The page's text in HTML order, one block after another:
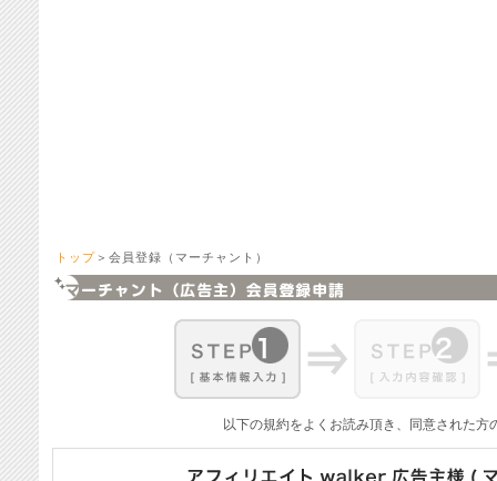
トップ ＞会員登録（マーチャント）
以下の規約をよくお読み頂き、同意された方